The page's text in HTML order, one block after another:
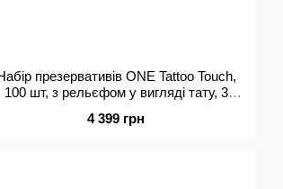
презервативів ONE Tattoo Touch,
100 шт, з рельєфом у вигляді тату, 3
4 399 грн